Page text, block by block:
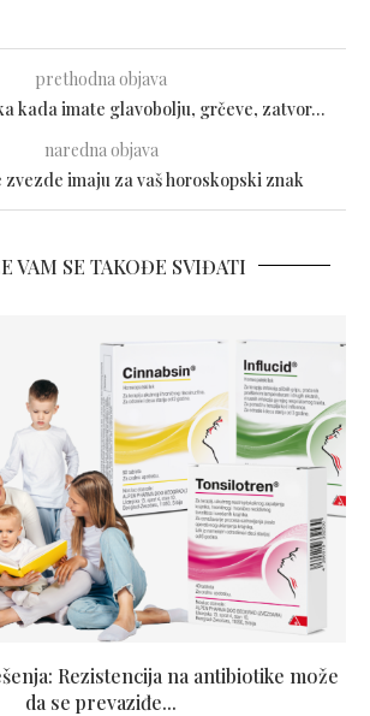
prethodna objava
kada imate glavobolju, grčeve, zatvor…
naredna objava
zvezde imaju za vaš horoskopski znak
VAM SE TAKOĐE SVIĐATI
Rezistencija na antibiotike može
da se prevaziđe...